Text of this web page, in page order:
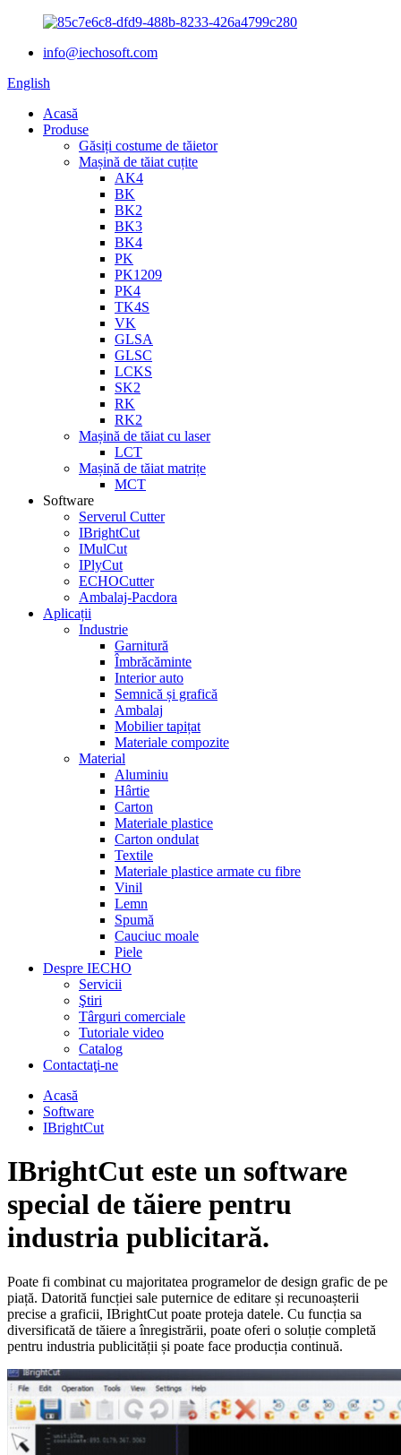
info@iechosoft.com
English
Acasă
Produse
Găsiți costume de tăietor
Mașină de tăiat cuțite
AK4
BK
BK2
BK3
BK4
PK
PK1209
PK4
TK4S
VK
GLSA
GLSC
LCKS
SK2
RK
RK2
Mașină de tăiat cu laser
LCT
Mașină de tăiat matrițe
MCT
Software
Serverul Cutter
IBrightCut
IMulCut
IPlyCut
ECHOCutter
Ambalaj-Pacdora
Aplicații
Industrie
Garnitură
Îmbrăcăminte
Interior auto
Semnică și grafică
Ambalaj
Mobilier tapițat
Materiale compozite
Material
Aluminiu
Hârtie
Carton
Materiale plastice
Carton ondulat
Textile
Materiale plastice armate cu fibre
Vinil
Lemn
Spumă
Cauciuc moale
Piele
Despre IECHO
Servicii
Ştiri
Târguri comerciale
Tutoriale video
Catalog
Contactaţi-ne
Acasă
Software
IBrightCut
IBrightCut este un software
special de tăiere pentru
industria publicitară.
Poate fi combinat cu majoritatea programelor de design grafic de pe
piață. Datorită funcției sale puternice de editare și recunoașterii
precise a graficii, IBrightCut poate proteja datele. Cu funcția sa
diversificată de tăiere a înregistrării, poate oferi o soluție completă
pentru industria publicității și poate face producția continuă.